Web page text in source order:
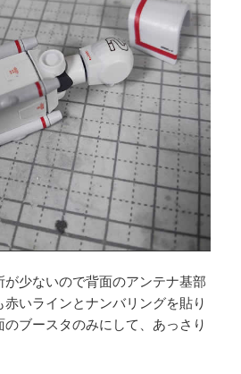
少ないので背面のアンテナ基部
いラインとナンバリングを貼り
ブースタのみにして、あっさり